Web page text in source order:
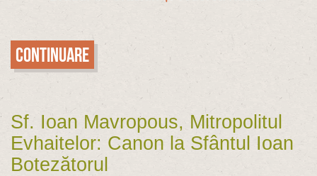
Continuare
Sf. Ioan Mavropous, Mitropolitul
Evhaitelor: Canon la Sfântul Ioan
Botezătorul